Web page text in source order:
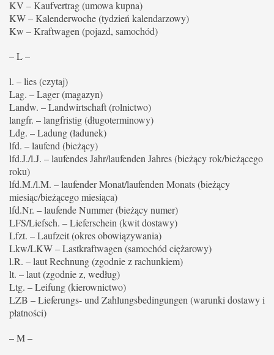
KV – Kaufvertrag (umowa kupna)
KW – Kalenderwoche (tydzień kalendarzowy)
Kw – Kraftwagen (pojazd, samochód)
– L –
l. – lies (czytaj)
Lag. – Lager (magazyn)
Landw. – Landwirtschaft (rolnictwo)
langfr. – langfristig (długoterminowy)
Ldg. – Ladung (ładunek)
lfd. – laufend (bieżący)
lfd.J./l.J. – laufendes Jahr/laufenden Jahres (bieżący rok/bieżącego
roku)
lfd.M./l.M. – laufender Monat/laufenden Monats (bieżący
miesiąc/bieżącego miesiąca)
lfd.Nr. – laufende Nummer (bieżący numer)
LFS/Liefsch. – Lieferschein (kwit dostawy)
Lfzt. – Laufzeit (okres obowiązywania)
Lkw/LKW – Lastkraftwagen (samochód ciężarowy)
l.R. – laut Rechnung (zgodnie z rachunkiem)
lt. – laut (zgodnie z, według)
Ltg. – Leifung (kierownictwo)
LZB – Lieferungs- und Zahlungsbedingungen (warunki dostawy i
płatności)
– M –